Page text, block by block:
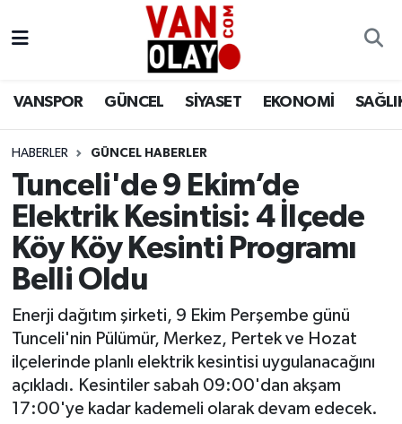
VANSPOR GÜNCEL SİYASET EKONOMİ
HABERLER GÜNCEL HABERLER
Tunceli'de 9 Ekim’de
Elektrik Kesintisi: 4 İlçede
Köy Köy Kesinti Programı
Belli Oldu
Enerji dağıtım şirketi, 9 Ekim Perşembe günü
Tunceli'nin Pülümür, Merkez, Pertek ve Hozat
ilçelerinde planlı elektrik kesintisi uygulanacağını
açıkladı. Kesintiler sabah 09:00'dan akşam
17:00'ye kadar kademeli olarak devam edecek.
Siyaset
Ekonomi
Sağlık
Bilim & Teknoloji
Dünya
Van Nöbetçi Eczaneler
Van Namaz Vakitleri
Van Trafik Yoğunluk Haritası
Süper Lig Puan Durumu ve Fikstür
Son Dakika Haberleri
Haber Arşivi